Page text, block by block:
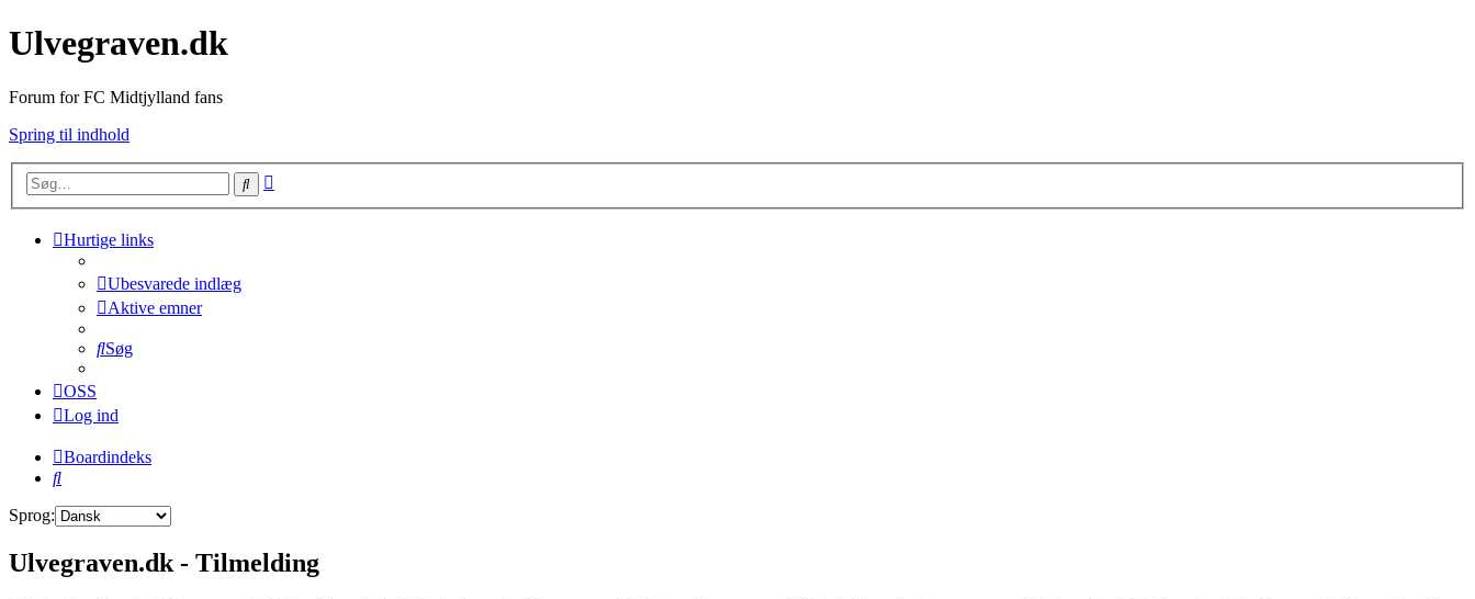
Ulvegraven.dk
Forum for FC Midtjylland fans
Spring til indhold
Søg
Hurtige links
Ubesvarede indlæg
Aktive emner
Søg
OSS
Log ind
Boardindeks
Søg
Sprog:
Ulvegraven.dk - Tilmelding